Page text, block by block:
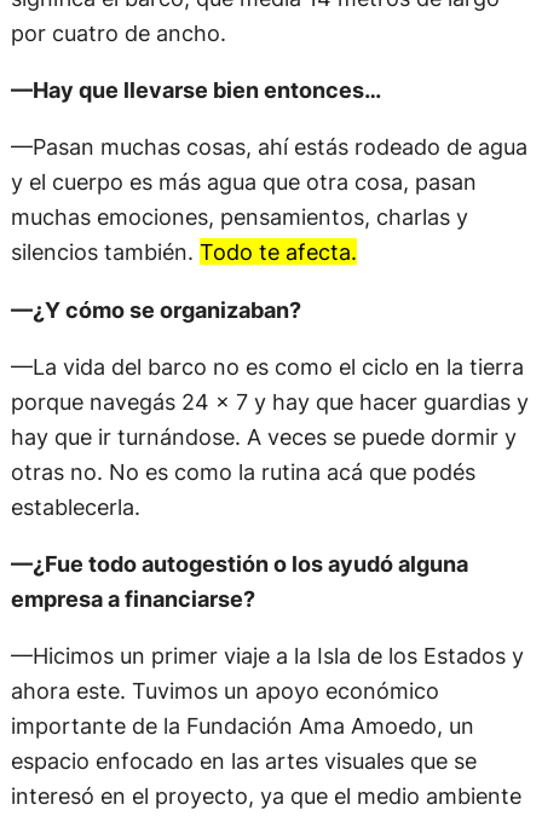
por cuatro de ancho.
—Hay que llevarse bien entonces…
—Pasan muchas cosas, ahí estás rodeado de agua
y el cuerpo es más agua que otra cosa, pasan
muchas emociones, pensamientos, charlas y
silencios también. Todo te afecta.
—¿Y cómo se organizaban?
—La vida del barco no es como el ciclo en la tierra
porque navegás 24 x 7 y hay que hacer guardias y
hay que ir turnándose. A veces se puede dormir y
otras no. No es como la rutina acá que podés
establecerla.
—¿Fue todo autogestión o los ayudó alguna
empresa a financiarse?
—Hicimos un primer viaje a la Isla de los Estados y
ahora este. Tuvimos un apoyo económico
importante de la Fundación Ama Amoedo, un
espacio enfocado en las artes visuales que se
interesó en el proyecto, ya que el medio ambiente